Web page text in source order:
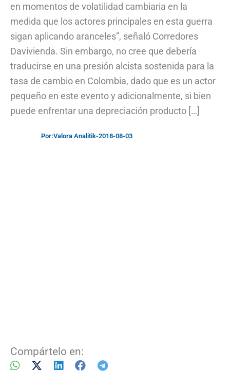
en momentos de volatilidad cambiaria en la
medida que los actores principales en esta guerra
sigan aplicando aranceles”, señaló Corredores
Davivienda. Sin embargo, no cree que debería
traducirse en una presión alcista sostenida para la
tasa de cambio en Colombia, dado que es un actor
pequeño en este evento y adicionalmente, si bien
puede enfrentar una depreciación producto […]
Por:Valora Analitik-2018-08-03
Compártelo en: